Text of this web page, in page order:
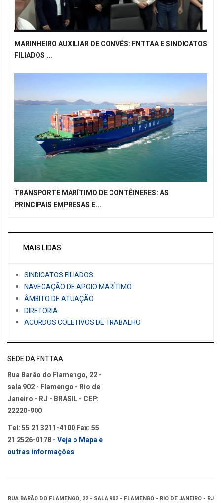
MARINHEIRO AUXILIAR DE CONVÉS: FNTTAA E SINDICATOS
FILIADOS ...
TRANSPORTE MARÍTIMO DE CONTÊINERES: AS
PRINCIPAIS EMPRESAS E...
MAIS LIDAS
SINDICATOS FILIADOS
NAVEGAÇÃO DE APOIO MARÍTIMO
ÂMBITO DE ATUAÇÃO
DIRETORIA
ACORDOS COLETIVOS DE TRABALHO
SEDE DA FNTTAA
Rua Barão do Flamengo, 22 -
sala 902 - Flamengo - Rio de
Janeiro - RJ - BRASIL - CEP:
22220-900
Tel: 55 21 3211-4100 Fax: 55
21 2526-0178 -Veja o Mapa e
outras informações
RUA BARÃO DO FLAMENGO, 22 - SALA 902 - FLAMENGO - RIO DE JANEIRO - RJ